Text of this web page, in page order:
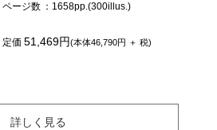
ページ数 ：1658pp.(300illus.)
定価51,469円(本体46,790円 ＋ 税)
詳しく見る